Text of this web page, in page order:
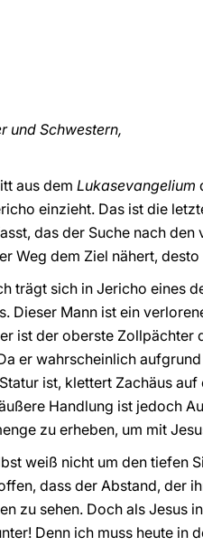
und Schwestern,
aus dem Lukasevangelium
einzieht. Das ist die
das der Suche nach
Weg dem Ziel nähert,
trägt sich in Jericho eines
Dieser Mann ist ein
ist der oberste Zollpächter
er wahrscheinlich
ist, klettert Zachäus
Handlung ist jedoch
zu erheben, um mit
weiß nicht um den tiefen
dass der Abstand, der
zu sehen. Doch als Jesus
Denn ich muss heute in